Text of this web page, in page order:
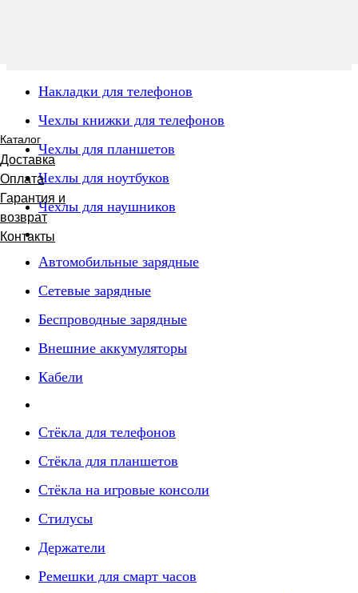
Каталог
Доставка
Оплата
Гарантия и
возврат
Контакты
Накладки для телефонов
Чехлы книжки для телефонов
Чехлы для планшетов
Чехлы для ноутбуков
Чехлы для наушников
Автомобильные зарядные
Сетевые зарядные
Беспроводные зарядные
Внешние аккумуляторы
Кабели
Стёкла для телефонов
Стёкла для планшетов
Стёкла на игровые консоли
Стилусы
Держатели
Ремешки для смарт часов